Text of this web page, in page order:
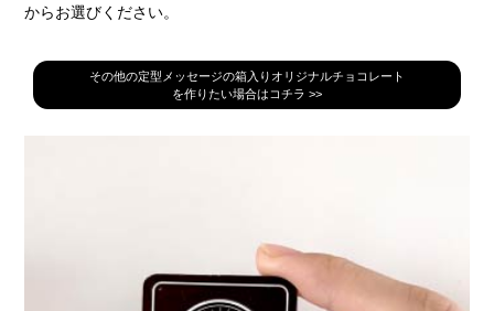
からお選びください。
その他の定型メッセージの箱入りオリジナルチョコレート
を作りたい場合はコチラ >>